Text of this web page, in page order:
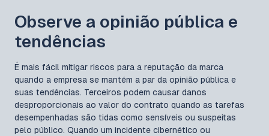
Observe a opinião pública e
tendências
É mais fácil mitigar riscos para a reputação da marca
quando a empresa se mantém a par da opinião pública e
suas tendências. Terceiros podem causar danos
desproporcionais ao valor do contrato quando as tarefas
desempenhadas são tidas como sensíveis ou suspeitas
pelo público. Quando um incidente cibernético ou